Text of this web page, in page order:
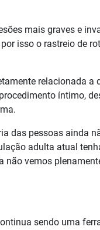
mais graves e
isso o rastreio de
relacionada a
íntimo,
das pessoas ainda
adulta atual
vemos
sendo uma